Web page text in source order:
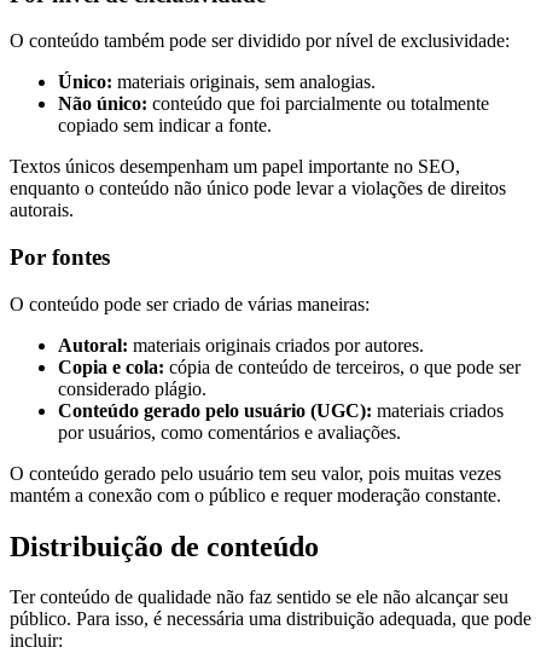
O conteúdo também pode ser dividido por nível de exclusividade:
Único: materiais originais, sem analogias.
Não único: conteúdo que foi parcialmente ou totalmente
copiado sem indicar a fonte.
Textos únicos desempenham um papel importante no SEO,
enquanto o conteúdo não único pode levar a violações de direitos
autorais.
Por fontes
O conteúdo pode ser criado de várias maneiras:
Autoral: materiais originais criados por autores.
Copia e cola: cópia de conteúdo de terceiros, o que pode ser
considerado plágio.
Conteúdo gerado pelo usuário (UGC): materiais criados
por usuários, como comentários e avaliações.
O conteúdo gerado pelo usuário tem seu valor, pois muitas vezes
mantém a conexão com o público e requer moderação constante.
Distribuição de conteúdo
Ter conteúdo de qualidade não faz sentido se ele não alcançar seu
público. Para isso, é necessária uma distribuição adequada, que pode
incluir: